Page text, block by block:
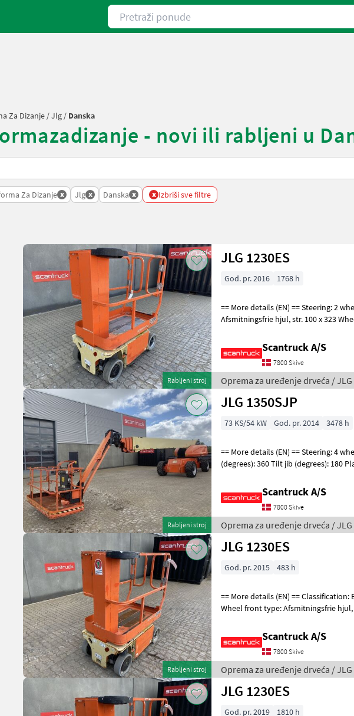
Pretraži ponude
Za Dizanje /Jlg / Danska
- novi ili rabljeni u
Za Dizanje x Jlg x Danska x x Izbriši sve filtre
Rabljeni stroj
JLG 1230ES
God. pr. 2016 1768 h
== More details (EN) == Steering: 2 wheel steering Wheel front type:
Afsmitningsfrie hjul, str. 100 x 323 Wheel rear type: Afsmitningsfrie hjul,
Scantruck A/S
7800 Skive
Oprema za uređenje drveća / JLG
Rabljeni stroj
JLG 1350SJP
73 KS/54 kW God. pr. 2014 3478 h
== More details (EN) == Steering: 4 wheel steering Rotation chassis
(degrees): 360 Tilt jib (degrees): 180
Scantruck A/S
7800 Skive
Oprema za uređenje drveća / JLG
Rabljeni stroj
JLG 1230ES
God. pr. 2015 483 h
== More details (EN) == Classification: B Steering: 2 wheel steering
Wheel front type: Afsmitningsfrie hjul, str. 100 x 323 Wheel rear type:
Scantruck A/S
7800 Skive
Oprema za uređenje drveća / JLG
JLG 1230ES
God. pr. 2019 1810 h